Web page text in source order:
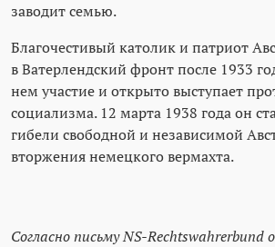
заводит семью.
Благочестивый католик и патриот
в Ватерлендский фронт после 1933
нем участие и открыто выступает
социализма. 12 марта 1938 года он
гибели свободной и независимой
вторжения немецкого вермахта.
Согласно письму NS-Rechtswahrerbund